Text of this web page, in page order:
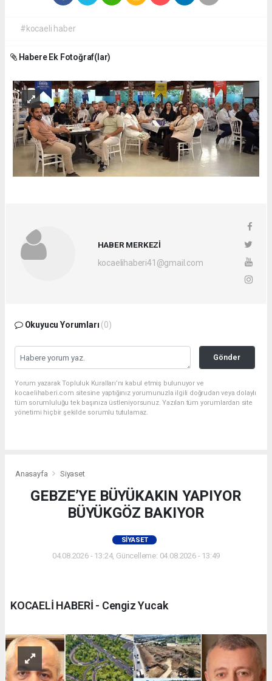
#kocaeli haber
Habere Ek Fotoğraf(lar)
HABER MERKEZİ
kocaelihaberi41@gmail.com
Okuyucu Yorumları (0)
Gönder
Yorum yazarak Topluluk Kuralları’nı kabul etmiş bulunuyor ve
kocaelihaberi.com sitesine yaptığınız yorumunuzla ilgili doğrudan veya dolaylı
tüm sorumluluğu tek başınıza üstleniyorsunuz. Yazılan tüm yorumlardan site
yönetimi hiçbir şekilde sorumlu tutulamaz.
Anasayfa Siyaset
GEBZE’YE BÜYÜKAKIN YAPIYOR
BÜYÜKGÖZ BAKIYOR
SIYASET
04.08.2026 - 13:24, Güncelleme: 04.08.2026 - 13:49
KOCAELİ HABERİ - Cengiz Yucak